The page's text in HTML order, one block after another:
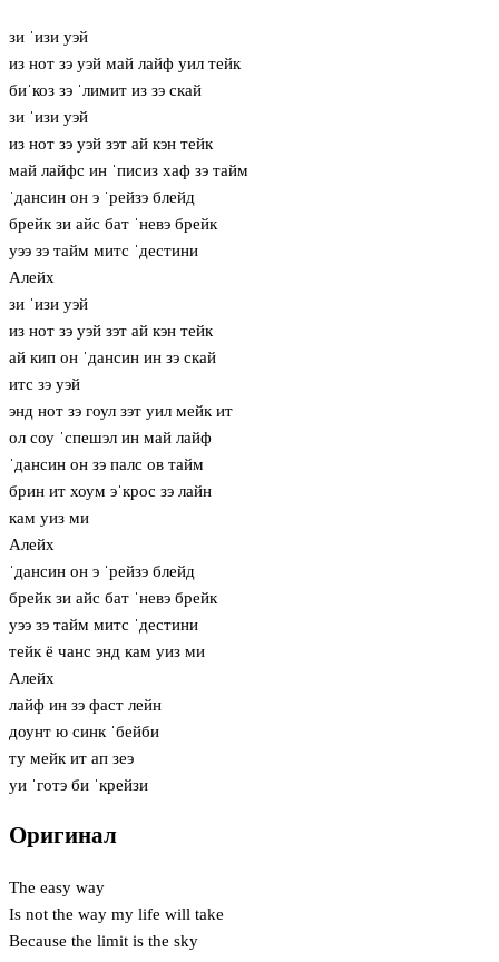
зи ˈизи уэй
из нот зэ уэй май лайф уил тейк
биˈкоз зэ ˈлимит из зэ скай
зи ˈизи уэй
из нот зэ уэй зэт ай кэн тейк
май лайфс ин ˈписиз хаф зэ тайм
ˈдансин он э ˈрейзэ блейд
брейк зи айс бат ˈневэ брейк
уээ зэ тайм митс ˈдестини
Алейх
зи ˈизи уэй
из нот зэ уэй зэт ай кэн тейк
ай кип он ˈдансин ин зэ скай
итс зэ уэй
энд нот зэ гоул зэт уил мейк ит
ол соу ˈспешэл ин май лайф
ˈдансин он зэ палс ов тайм
брин ит хоум эˈкрос зэ лайн
кам уиз ми
Алейх
ˈдансин он э ˈрейзэ блейд
брейк зи айс бат ˈневэ брейк
уээ зэ тайм митс ˈдестини
тейк ё чанс энд кам уиз ми
Алейх
лайф ин зэ фаст лейн
доунт ю синк ˈбейби
ту мейк ит ап зеэ
уи ˈготэ би ˈкрейзи
Оригинал
The easy way
Is not the way my life will take
Because the limit is the sky